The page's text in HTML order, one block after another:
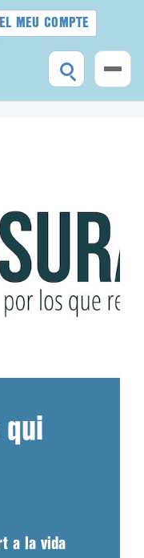
EL MEU COMPTE
qui
a la vida